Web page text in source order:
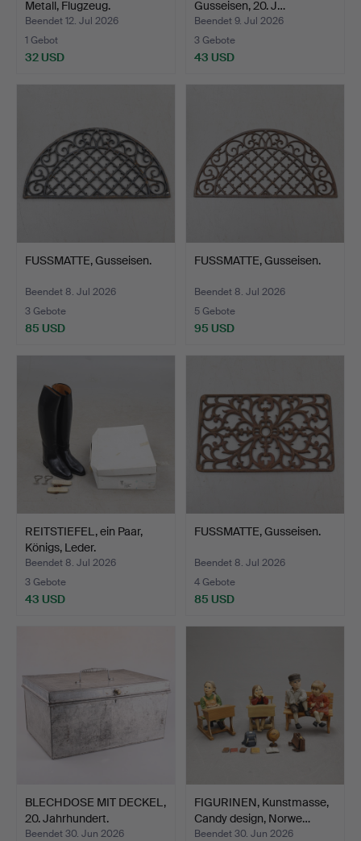
Metall, Flugzeug.
Beendet 12. Jul 2026
1 Gebot
32 USD
Gusseisen, 20. J…
Beendet 9. Jul 2026
3 Gebote
43 USD
FUSSMATTE, Gusseisen.
Beendet 8. Jul 2026
3 Gebote
85 USD
FUSSMATTE, Gusseisen.
Beendet 8. Jul 2026
5 Gebote
95 USD
REITSTIEFEL, ein Paar,
Königs, Leder.
Beendet 8. Jul 2026
3 Gebote
43 USD
FUSSMATTE, Gusseisen.
Beendet 8. Jul 2026
4 Gebote
85 USD
BLECHDOSE MIT DECKEL,
20. Jahrhundert.
Beendet 30. Jun 2026
FIGURINEN, Kunstmasse,
Candy design, Norwe…
Beendet 30. Jun 2026